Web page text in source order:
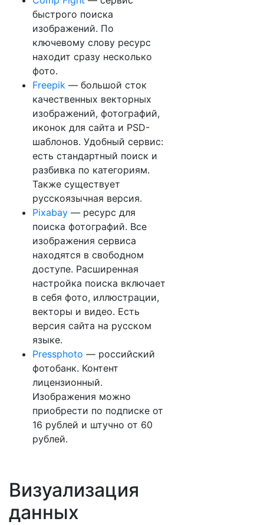
быстрого поиска
изображений. По
ключевому слову ресурс
находит сразу несколько
фото.
Freepik — большой сток
качественных векторных
изображений, фотографий,
иконок для сайта и PSD-
шаблонов. Удобный сервис:
есть стандартный поиск и
разбивка по категориям.
Также существует
русскоязычная версия.
Pixabay — ресурс для
поиска фотографий. Все
изображения сервиса
находятся в свободном
доступе. Расширенная
настройка поиска включает
в себя фото, иллюстрации,
векторы и видео. Есть
версия сайта на русском
языке.
Pressphoto — российский
фотобанк. Контент
лицензионный.
Изображения можно
приобрести по подписке от
16 рублей и штучно от 60
рублей.
Визуализация
данных